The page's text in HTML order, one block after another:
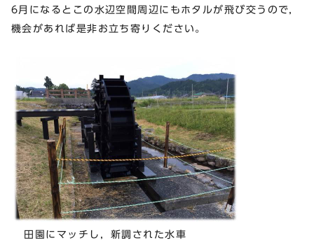
6月になるとこの水辺空間周辺にもホタルが飛び交うので，
機会があれば是非お立ち寄りください。
田園にマッチし，新調された水車